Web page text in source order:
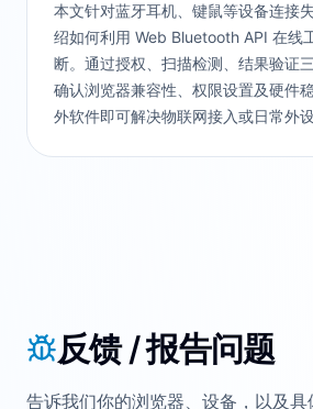
本文针对蓝牙耳机、键鼠等设备连接
绍如何利用 Web Bluetooth API 在线
断。通过授权、扫描检测、结果验证
确认浏览器兼容性、权限设置及硬件
外软件即可解决物联网接入或日常外设
反馈 / 报告问题
告诉我们你的浏览器、设备，以及具